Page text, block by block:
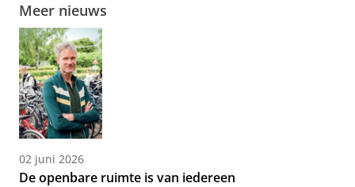
Meer nieuws
02 juni 2026
De openbare ruimte is van iedereen